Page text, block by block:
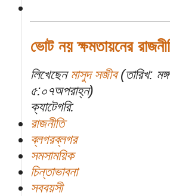
ভোট নয় ক্ষমতায়নের
লিখেছেন মাসুদ সজীব(তারিখ:
৫:০৭অপরাহ্ন)
ক্যাটেগরি:
রাজনীতি
ব্লগরব্লগর
সমসাময়িক
চিন্তাভাবনা
সববয়সী